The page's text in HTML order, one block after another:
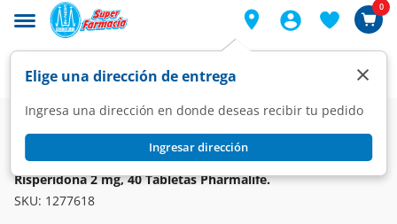
Elige una dirección de entrega
Ingresa una dirección en donde deseas recibir tu pedido
Ingresar dirección
×
0
Farmacia Medicina
Sistema Nervioso
Psicotrópicos
PHARMALIFE
Risperidona 2 mg, 40 Tabletas Pharmalife.
SKU: 1277618